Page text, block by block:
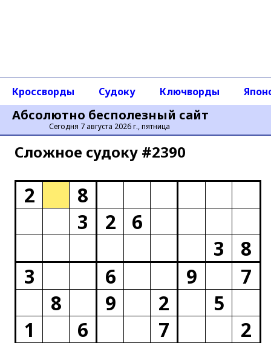
Абсолютно бесполезный сайт
Сегодня 7 августа 2026 г., пятница
Кроссворды Судоку Ключворды
Сложное cудоку #2390
2
8
3
2
6
3
8
3
6 9
7
8
9 2
5
1
6 7
2